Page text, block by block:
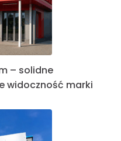
– solidne
widoczność marki